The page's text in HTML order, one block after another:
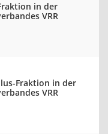
in der
VRR
Fraktion in der
VRR